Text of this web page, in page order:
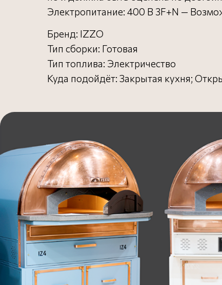
Электропитание: 400 В 3F+N —
Бренд: IZZO
Тип сборки: Готовая
Тип топлива: Электричество
Куда подойдёт: Закрытая кухня;